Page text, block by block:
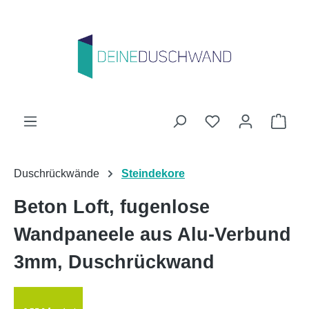
Du hast 0
Duschrückwände Steindekore
Beton Loft, fugenlose
Wandpaneele aus Alu-Verbund
3mm, Duschrückwand